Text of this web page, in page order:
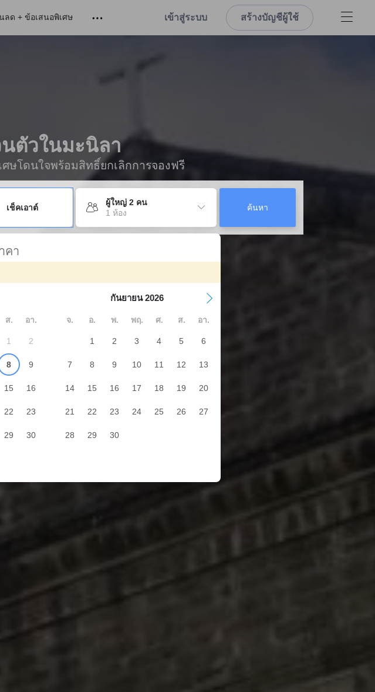
ลด + ข้อเสนอพิเศษ เข้าสู่ระบบ สร้างบัญชีผู้ใช้
ตัวในมะนิลา
ษโดนใจพร้อมสิทธิ์ยกเลิกการจองฟรี
เช็คเอาต์
ผู้ใหญ่ 2 คน
1 ห้อง
ค้นหา
คา
ส. อา.
1 2
8 9
15 16
22 23
29 30
กันยายน 2026
จ. อ. พ. พฤ. ศ. ส. อา.
1 2 3 4 5 6
7 8 9 10 11 12 13
14 15 16 17 18 19 20
21 22 23 24 25 26 27
28 29 30